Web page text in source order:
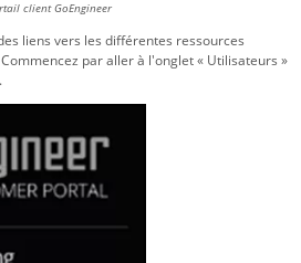
client GoEngineer
liens vers les différentes ressources
par aller à l'onglet « Utilisateurs »